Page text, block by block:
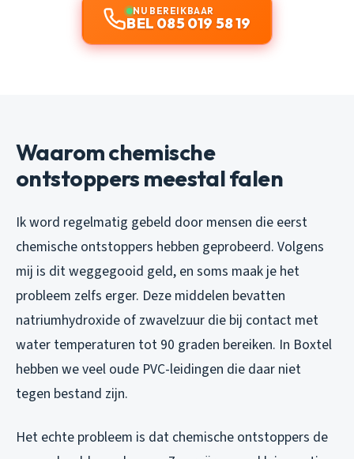
NU BEREIKBAAR
BEL 085 019 58 19
Waarom chemische
ontstoppers meestal falen
Ik word regelmatig gebeld door mensen die eerst
chemische ontstoppers hebben geprobeerd. Volgens
mij is dit weggegooid geld, en soms maak je het
probleem zelfs erger. Deze middelen bevatten
natriumhydroxide of zwavelzuur die bij contact met
water temperaturen tot 90 graden bereiken. In Boxtel
hebben we veel oude PVC-leidingen die daar niet
tegen bestand zijn.
Het echte probleem is dat chemische ontstoppers de